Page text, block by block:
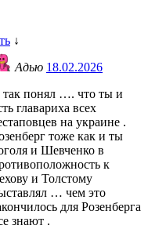
↓
Адью 18.02.2026
понял …. что ты и
главариха всех
на украине .
тоже как и ты
и Шевченко в
к
и Толстому
… чем это
для Розенберга
знают .